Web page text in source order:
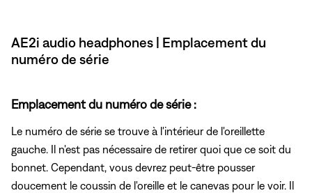
AE2i audio headphones | Emplacement du
numéro de série
Emplacement du numéro de série :
Le numéro de série se trouve à l'intérieur de l'oreillette
gauche. Il n'est pas nécessaire de retirer quoi que ce soit du
bonnet. Cependant, vous devrez peut-être pousser
doucement le coussin de l'oreille et le canevas pour le voir. Il